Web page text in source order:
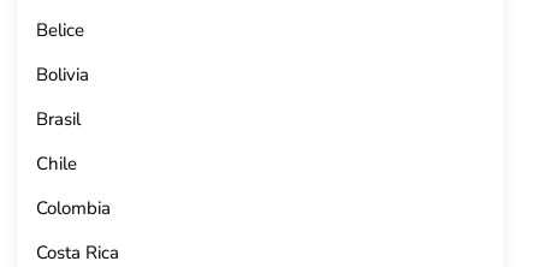
Belice
Bolivia
Brasil
Chile
Colombia
Costa Rica